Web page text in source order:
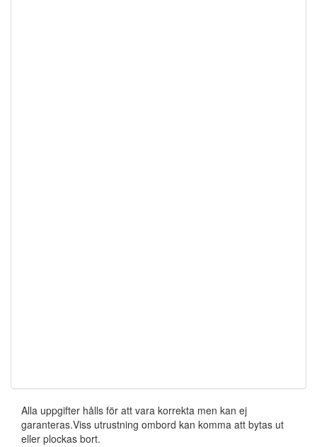
Alla uppgifter hålls för att vara korrekta men kan ej
garanteras.Viss utrustning ombord kan komma att bytas ut
eller plockas bort.